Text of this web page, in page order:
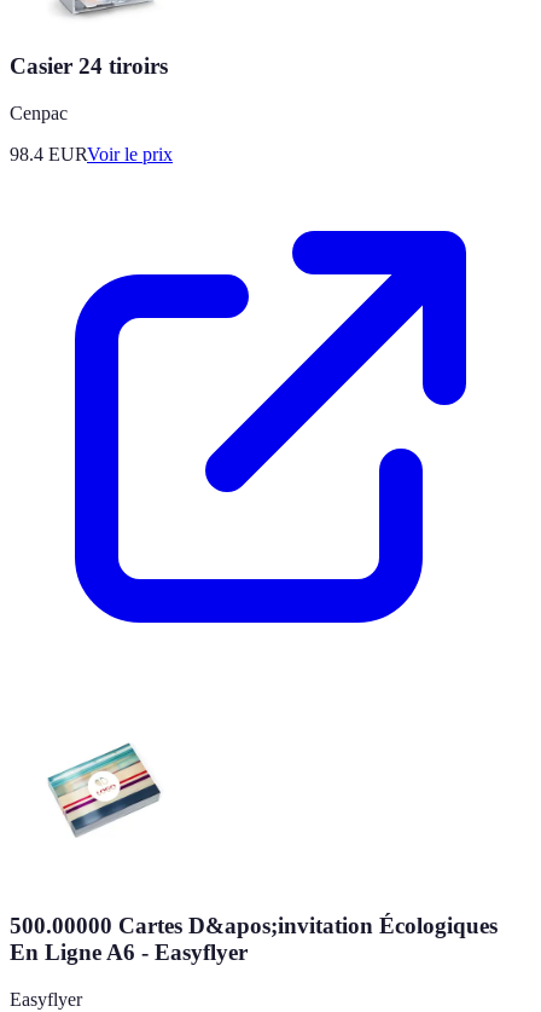
Casier 24 tiroirs
Cenpac
98.4 EURVoir le prix
500.00000 Cartes D&apos;invitation Écologiques
En Ligne A6 - Easyflyer
Easyflyer